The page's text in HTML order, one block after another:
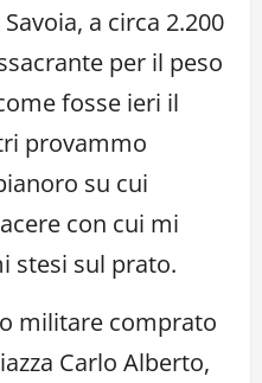
a circa 2.200
per il peso
fosse ieri il
provammo
su cui
con cui mi
stesi sul prato.
militare comprato
Carlo Alberto,